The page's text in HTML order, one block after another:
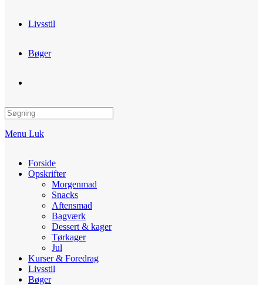
Livsstil
Bøger
website
search
Menu Luk
Forside
Opskrifter
Morgenmad
Snacks
Aftensmad
Bagværk
Dessert & kager
Tørkager
Jul
Kurser & Foredrag
Livsstil
Bøger